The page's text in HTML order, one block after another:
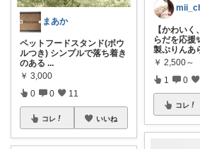
まあか
ペットフードスタンド(ボウ
ルつき) シンプルで落ち着き
のある ...
￥ 3,000
0 0 11
コレ いいね
【かわい
らだを応援
製ぷりんあ
￥ 2,500～
1 0
コレ